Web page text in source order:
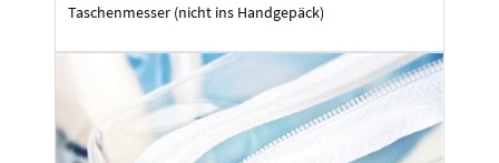
Taschenmesser (nicht ins Handgepäck)